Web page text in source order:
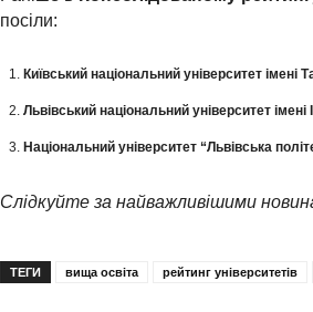
посіли:
Київський національний університет імені
Львівський національний університет
Національний університет “Львівська
Слідкуйте за найважливішими
ТЕГИ вища освіта рейтинг університетів